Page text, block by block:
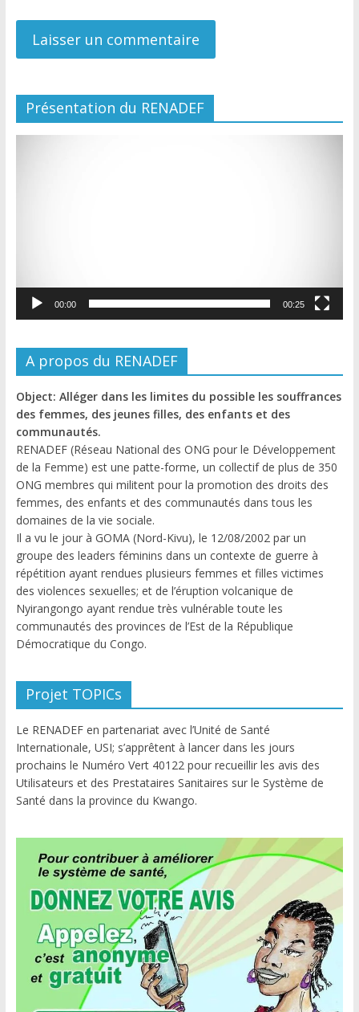
Présentation du RENADEF
00:00 00:25
A propos du RENADEF
Object: Alléger dans les limites du possible les souffrances
des femmes, des jeunes filles, des enfants et des
communautés.
RENADEF (Réseau National des ONG pour le Développement
de la Femme) est une patte-forme, un collectif de plus de 350
ONG membres qui militent pour la promotion des droits des
femmes, des enfants et des communautés dans tous les
domaines de la vie sociale.
Il a vu le jour à GOMA (Nord-Kivu), le 12/08/2002 par un
groupe des leaders féminins dans un contexte de guerre à
répétition ayant rendues plusieurs femmes et filles victimes
des violences sexuelles; et de l’éruption volcanique de
Nyirangongo ayant rendue très vulnérable toute les
communautés des provinces de l’Est de la République
Démocratique du Congo.
Projet TOPICs
Le RENADEF en partenariat avec l’Unité de Santé
Internationale, USI; s’apprêtent à lancer dans les jours
prochains le Numéro Vert 40122 pour recueillir les avis des
Utilisateurs et des Prestataires Sanitaires sur le Système de
Santé dans la province du Kwango.